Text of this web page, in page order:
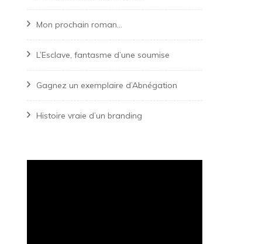
Mon prochain roman…
L’Esclave, fantasme d’une soumise
Gagnez un exemplaire d’Abnégation
Histoire vraie d’un branding